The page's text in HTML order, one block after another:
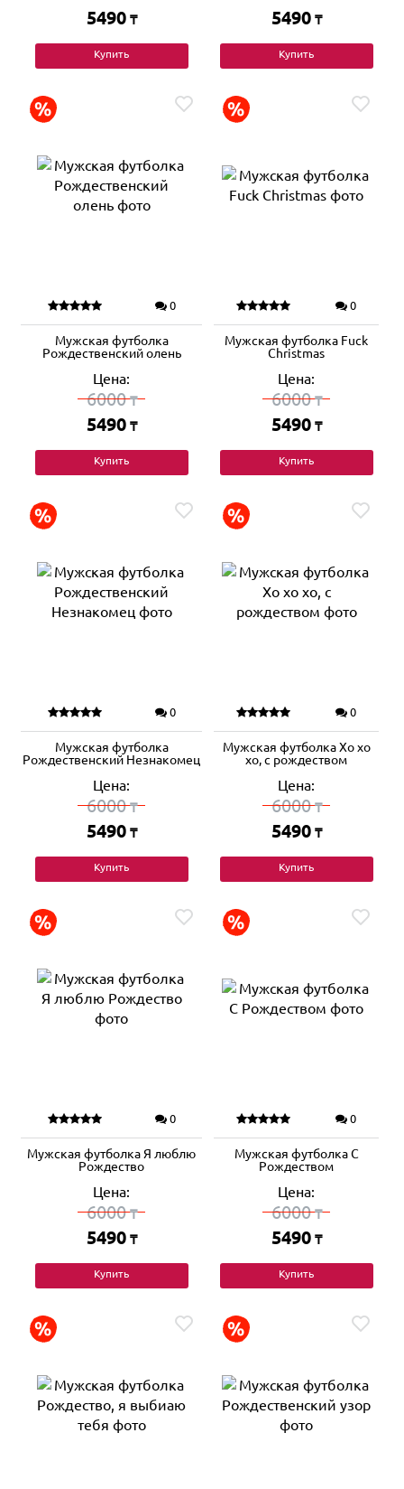
5490 ₸
Купить
5490 ₸
Купить
0
Мужская футболка
Рождественский олень
Цена:
6000₸
5490 ₸
Купить
0
Мужская футболка Fuck
Christmas
Цена:
6000₸
5490 ₸
Купить
0
Мужская футболка
Рождественский Незнакомец
Цена:
6000₸
5490 ₸
Купить
0
Мужская футболка Хо хо
хо, с рождеством
Цена:
6000₸
5490 ₸
Купить
0
Мужская футболка Я люблю
Рождество
Цена:
6000₸
5490 ₸
Купить
0
Мужская футболка С
Рождеством
Цена:
6000₸
5490 ₸
Купить